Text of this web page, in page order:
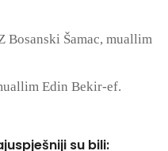
Bosanski Šamac, muallim
Edin Bekir-ef.
su bili: